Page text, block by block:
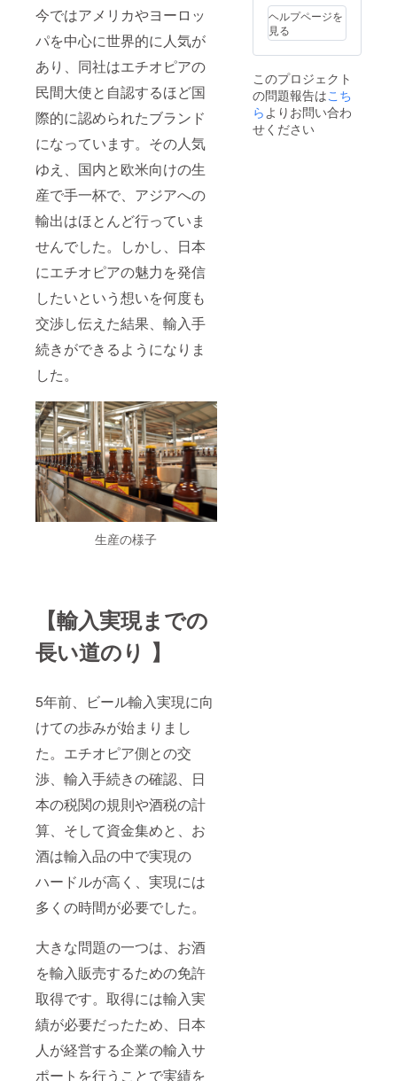
今ではアメリカやヨーロッ
パを中心に世界的に人気が
あり、同社はエチオピアの
民間大使と自認するほど国
際的に認められたブランド
になっています。その人気
ゆえ、国内と欧米向けの生
産で手一杯で、アジアへの
輸出はほとんど行っていま
せんでした。しかし、日本
にエチオピアの魅力を発信
したいという想いを何度も
交渉し伝えた結果、輸入手
続きができるようになりま
した。
生産の様子
【輸入実現までの
長い道のり 】
5年前、ビール輸入実現に向
けての歩みが始まりまし
た。エチオピア側との交
渉、輸入手続きの確認、日
本の税関の規則や酒税の計
算、そして資金集めと、お
酒は輸入品の中で実現の
ハードルが高く、実現には
多くの時間が必要でした。
大きな問題の一つは、お酒
を輸入販売するための免許
取得です。取得には輸入実
績が必要だったため、日本
人が経営する企業の輸入サ
ポートを行うことで実績を
全て送
料送料
込みの
金額で
このリ
ターン
はお酒
ですの
チオピ
ア産ジ
ン 1
本、
ヒーリ
キュー
ル 1本
・ジ
ン
出入の
進行状
況に
よって
ること
があり
ますこ
とご了
承下さ
ヘルプページを
見る
このプロジェクト
の問題報告はこち
ら よりお問い合わ
せください